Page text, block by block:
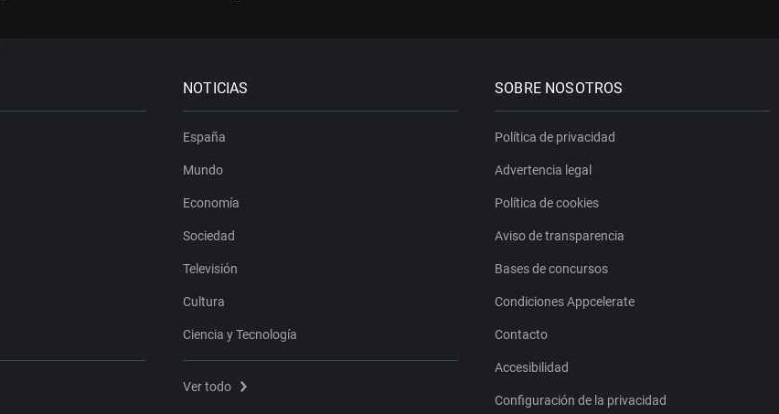
NOTICIAS
España
Mundo
Economía
Sociedad
Televisión
Cultura
Ciencia y Tecnología
Ver todo
SOBRE NOSOTROS
Política de privacidad
Advertencia legal
Política de cookies
Aviso de transparencia
Bases de concursos
Condiciones Appcelerate
Contacto
Accesibilidad
Configuración de la privacidad